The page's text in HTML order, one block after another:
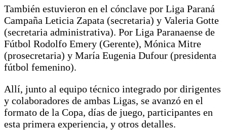
También estuvieron en el cónclave por Liga Paraná
Campaña Leticia Zapata (secretaria) y Valeria Gotte
(secretaria administrativa). Por Liga Paranaense de
Fútbol Rodolfo Emery (Gerente), Mónica Mitre
(prosecretaria) y María Eugenia Dufour (presidenta
fútbol femenino).
Allí, junto al equipo técnico integrado por dirigentes
y colaboradores de ambas Ligas, se avanzó en el
formato de la Copa, días de juego, participantes en
esta primera experiencia, y otros detalles.